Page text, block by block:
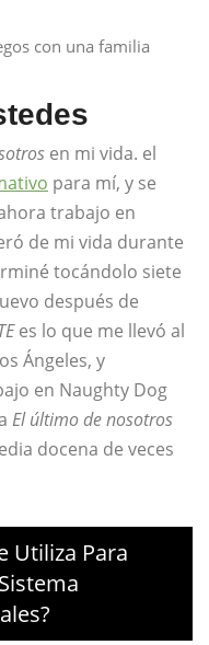
en mi vida. el
para mí, y se
trabajo en
de mi vida durante
tocándolo siete
después de
es lo que me llevó al
Ángeles, y
en Naughty Dog
El último de nosotros
docena de veces
Utiliza Para